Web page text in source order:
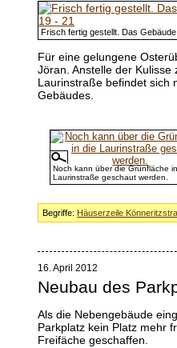
Frisch fertig gestellt. Das
Für eine gelungene
Jöran. Anstelle der
Laurinstraße befindet sich
Gebäudes.
Noch kann über die Grünfläche
Laurinstraße geschaut werden.
Begriffe: Häuserzeile
16. April 2012
Neubau des
Als die Nebengebäude
Parkplatz kein Platz mehr
Freifäche geschaffen.